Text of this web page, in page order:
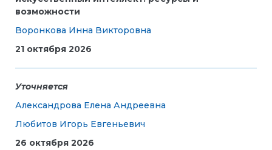
возможности
Воронкова Инна Викторовна
21 октября 2026
Уточняется
Александрова Елена Андреевна
Любитов Игорь Евгеньевич
26 октября 2026